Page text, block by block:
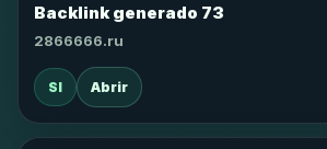
Backlink generado 73
2866666.ru
SI Abrir